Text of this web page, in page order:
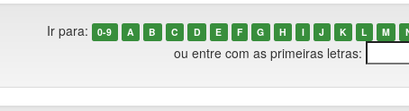
Ir para: 0-9 A B C D E F G H I J K L M
ou entre com as primeiras letras: